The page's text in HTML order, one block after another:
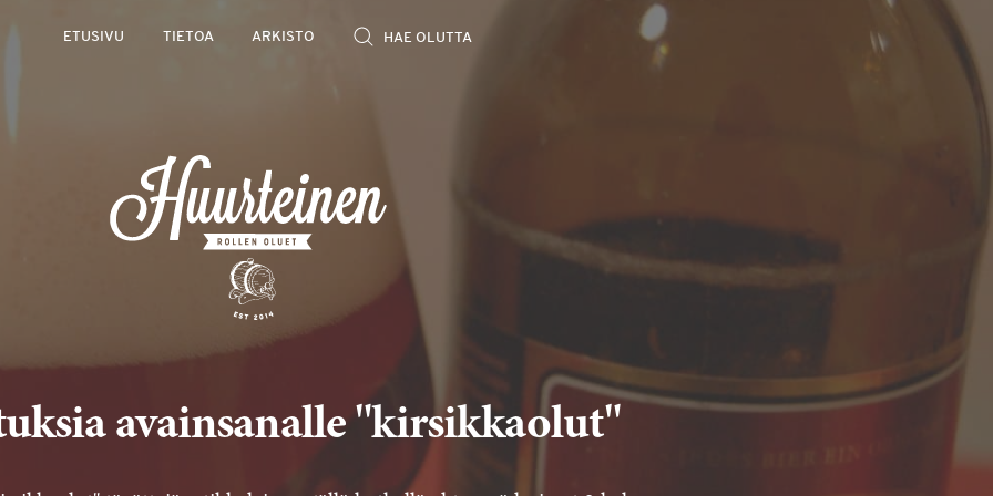
ETUSIVU TIETOA ARKISTO
avainsanalle "kirsikkaolut"